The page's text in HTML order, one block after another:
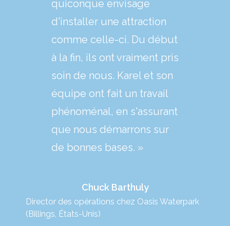
quiconque envisage
d'installer une attraction
comme celle-ci. Du début
à la fin, ils ont vraiment pris
soin de nous. Karel et son
équipe ont fait un travail
phénoménal, en s'assurant
que nous démarrons sur
de bonnes bases. »
Chuck Barthuly
Director des opérations chez Oasis Waterpark
(Billings, États-Unis)